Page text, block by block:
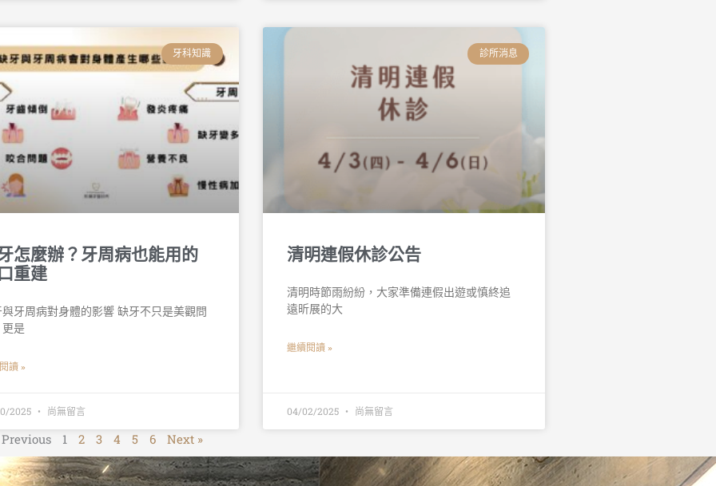
牙科知識
怎麼辦？牙周病也能用的
重建
牙周病對身體的影響 缺牙不只是美觀問
是
讀 »
2025 尚無留言
診所消息
清明連假休診公告
清明時節雨紛紛，大家準備連假出遊或慎終追
遠昕展的大
繼續閱讀 »
04/02/2025 尚無留言
Previous 1 2 3 4 5 6 Next »